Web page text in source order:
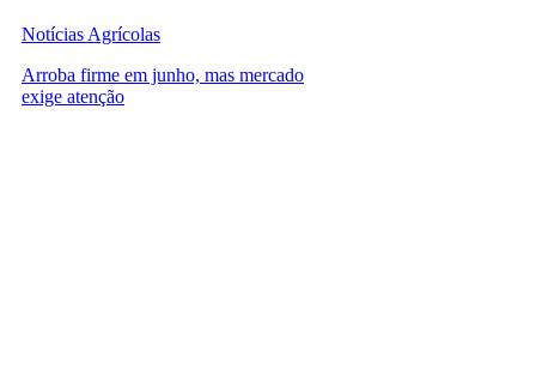
Notícias Agrícolas
Arroba firme em junho, mas mercado
exige atenção